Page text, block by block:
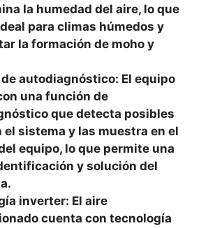
la humedad del aire, lo que
para climas húmedos y
la formación de moho y
autodiagnóstico: El equipo
una función de
que detecta posibles
el sistema y las muestra en el
equipo, lo que permite una
y solución del
inverter: El aire
cuenta con tecnología